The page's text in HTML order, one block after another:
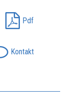
Pdf
Kontakt